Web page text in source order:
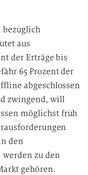
bezüglich
aus
der Erträge bis
65 Prozent der
abgeschlossen
zwingend, will
möglichst früh
den
zu den
gehören.